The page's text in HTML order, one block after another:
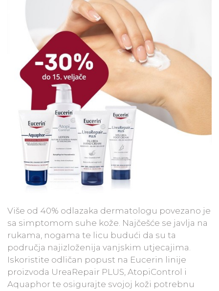
Više od 40% odlazaka dermatologu povezano je
sa simptomom suhe kože. Najčešće se javlja na
rukama, nogama te licu budući da su ta
područja najizloženija vanjskim utjecajima.
Iskoristite odličan popust na Eucerin linije
proizvoda UreaRepair PLUS, AtopiControl i
Aquaphor te osigurajte svojoj koži potrebnu